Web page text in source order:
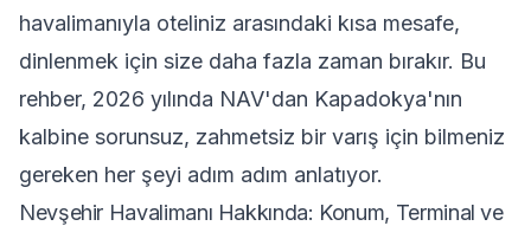
havalimanıyla oteliniz arasındaki kısa mesafe,
dinlenmek için size daha fazla zaman bırakır. Bu
rehber, 2026 yılında NAV'dan Kapadokya'nın
kalbine sorunsuz, zahmetsiz bir varış için bilmeniz
gereken her şeyi adım adım anlatıyor.
Nevşehir Havalimanı Hakkında: Konum, Terminal ve